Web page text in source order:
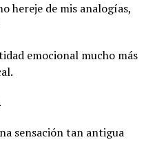
hereje de mis analogías,
emocional mucho más
sensación tan antigua